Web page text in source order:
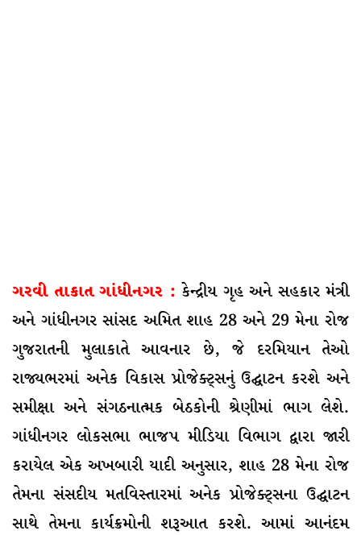
ગરવી તાકાત ગાંધીનગર : કેન્દ્રીય ગૃહ અને સહકાર મંત્રી
અને ગાંધીનગર સાંસદ અમિત શાહ 28 અને 29 મેના રોજ
ગુજરાતની મુલાકાતે આવનાર છે, જે દરમિયાન તેઓ
રાજ્યભરમાં અનેક વિકાસ પ્રોજેક્ટ્સનું ઉદ્ઘાટન કરશે અને
સમીક્ષા અને સંગઠનાત્મક બેઠકોની શ્રેણીમાં ભાગ લેશે.
ગાંધીનગર લોકસભા ભાજપ મીડિયા વિભાગ દ્વારા જારી
કરાયેલ એક અખબારી યાદી અનુસાર, શાહ 28 મેના રોજ
તેમના સંસદીય મતવિસ્તારમાં અનેક પ્રોજેક્ટ્સના ઉદ્ઘાટન
સાથે તેમના કાર્યક્રમોની શરૂઆત કરશે. આમાં આનંદમ